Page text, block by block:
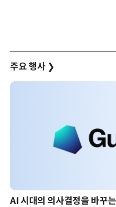
주요 행사 ❯